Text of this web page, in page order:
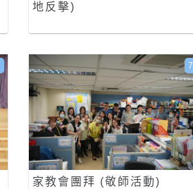
地反擊)
家教會團拜 (敬師活動)
7